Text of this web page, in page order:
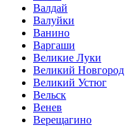
Валдай
Валуйки
Ванино
Варгаши
Великие Луки
Великий Новгород
Великий Устюг
Вельск
Венев
Верещагино